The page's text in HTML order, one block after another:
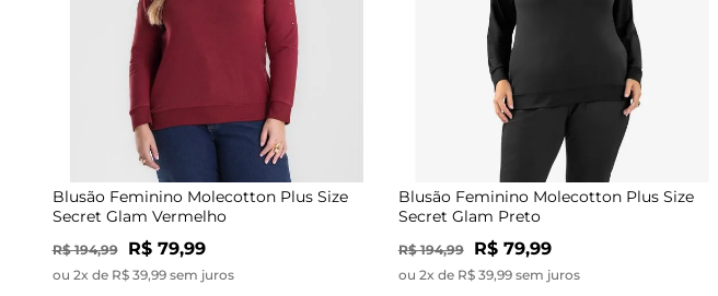
Blusão Feminino Molecotton Plus Size
Secret Glam Vermelho
R$ 194,99 R$ 79,99
ou 2x de R$ 39,99 sem juros
Blusão Feminino Molecotton Plus Size
Secret Glam Preto
R$ 194,99 R$ 79,99
ou 2x de R$ 39,99 sem juros